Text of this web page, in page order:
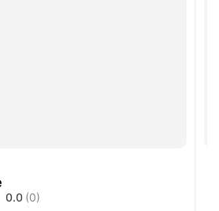
0.0 (0)